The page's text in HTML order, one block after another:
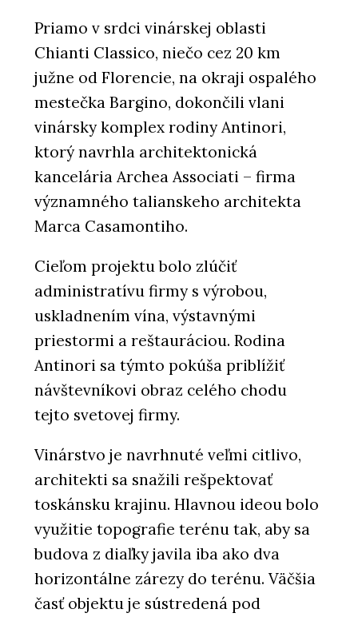
Priamo v srdci vinárskej oblasti
Chianti Classico, niečo cez 20 km
južne od Florencie, na okraji ospalého
mestečka Bargino, dokončili vlani
vinársky komplex rodiny Antinori,
ktorý navrhla architektonická
kancelária Archea Associati – firma
významného talianskeho architekta
Marca Casamontiho.
Cieľom projektu bolo zlúčiť
administratívu firmy s výrobou,
uskladnením vína, výstavnými
priestormi a reštauráciou. Rodina
Antinori sa týmto pokúša priblížiť
návštevníkovi obraz celého chodu
tejto svetovej firmy.
Vinárstvo je navrhnuté veľmi citlivo,
architekti sa snažili rešpektovať
toskánsku krajinu. Hlavnou ideou bolo
využitie topografie terénu tak, aby sa
budova z diaľky javila iba ako dva
horizontálne zárezy do terénu. Väčšia
časť objektu je sústredená pod